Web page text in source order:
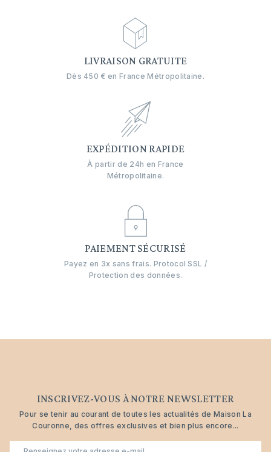
LIVRAISON GRATUITE
Dès 450 € en France Métropolitaine.
EXPÉDITION RAPIDE
À partir de 24h en France
Métropolitaine.
PAIEMENT SÉCURISÉ
Payez en 3x sans frais. Protocol SSL /
Protection des données.
INSCRIVEZ-VOUS À NOTRE NEWSLETTER
Pour se tenir au courant de toutes les actualités de Maison La
Couronne, des offres exclusives et bien plus encore...
E-